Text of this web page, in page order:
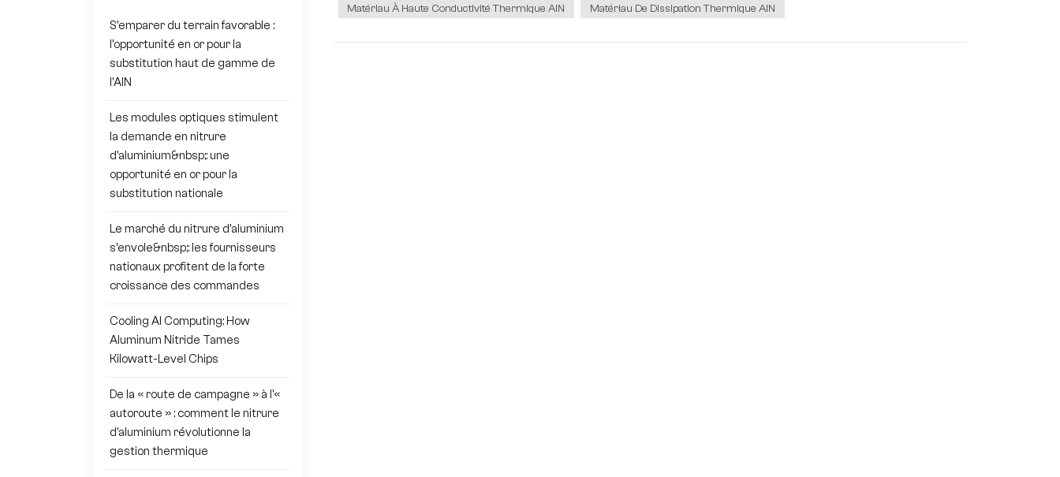
Matériau À Haute Conductivité Thermique AlN
Matériau De Dissipation Thermique AlN
S'emparer du terrain favorable :
l'opportunité en or pour la
substitution haut de gamme de
l'AlN
Les modules optiques stimulent
la demande en nitrure
d'aluminium&nbsp;: une
opportunité en or pour la
substitution nationale
Le marché du nitrure d'aluminium
s'envole&nbsp;: les fournisseurs
nationaux profitent de la forte
croissance des commandes
Cooling AI Computing: How
Aluminum Nitride Tames
Kilowatt-Level Chips
De la « route de campagne » à l'«
autoroute » : comment le nitrure
d'aluminium révolutionne la
gestion thermique